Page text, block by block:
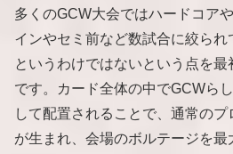
多くのGCW大会ではハードコア
インやセミ前など数試合に絞ら
というわけではないという点を
です。カード全体の中でGCWら
して配置されることで、通常のプ
が生まれ、会場のボルテージを